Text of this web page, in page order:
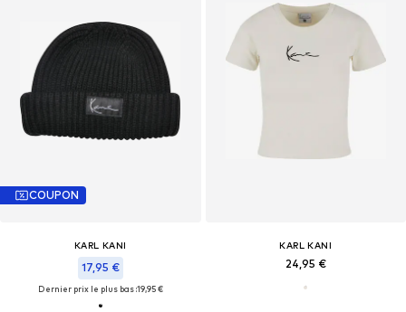
COUPON
KARL KANI
17,95 €
Dernier prix le plus bas :19,95 €
KARL KANI
24,95 €